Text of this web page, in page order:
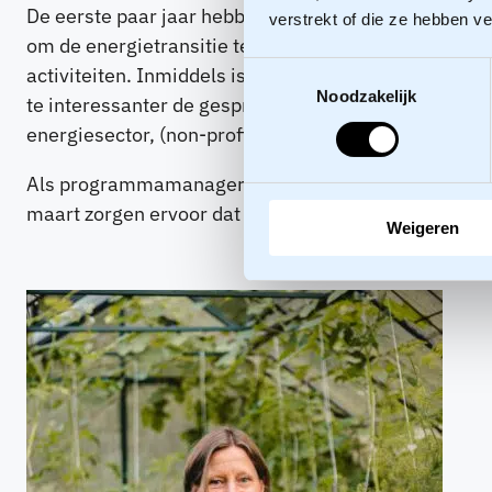
verstrekt of die ze hebben
Toestemmingsselectie
Noodzakelijk
Weigeren
De eerste paar jaar hebben we met LEO veel
om de energietransitie te versnellen. Ook
activiteiten. Inmiddels is er een vaste kern
te interessanter de gesprekken en des te
energiesector, (non-profit) organisaties en
Als programmamanager van LEO ben ik blij met en
maart zorgen ervoor dat niet alleen onze